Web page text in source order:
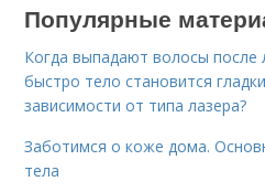
Популярные
Когда выпадают волосы после
быстро тело становится
зависимости от типа лазера?
Заботимся о коже дома.
тела